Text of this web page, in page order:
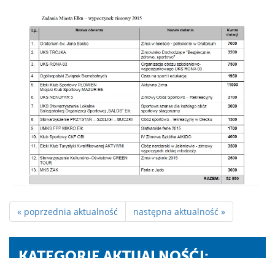
« poprzednia aktualność następna aktualność »